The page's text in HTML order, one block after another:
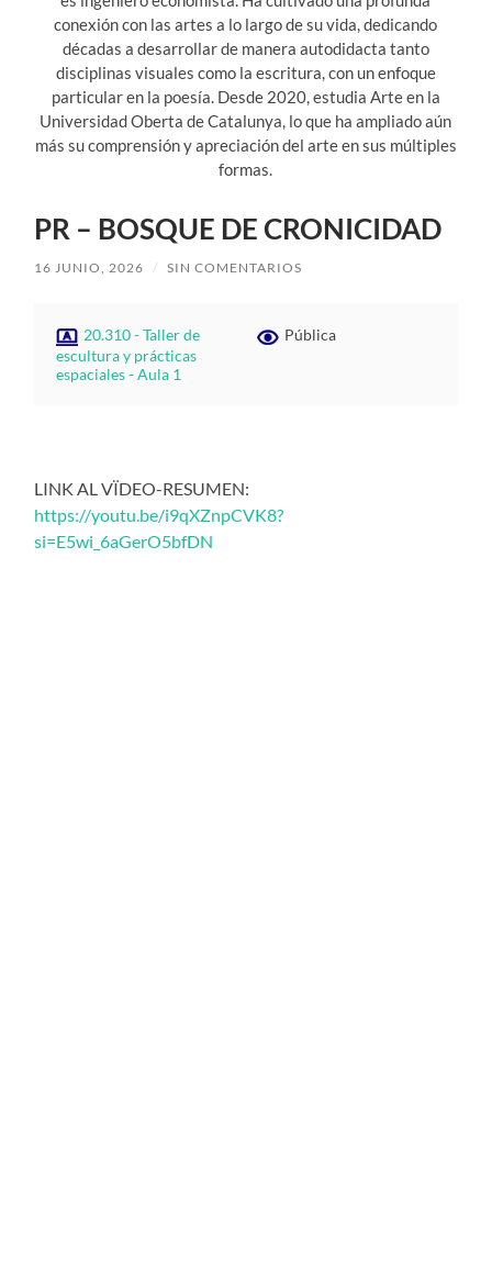
conexión con las artes a lo largo de su vida, dedicando
décadas a desarrollar de manera autodidacta tanto
disciplinas visuales como la escritura, con un enfoque
particular en la poesía. Desde 2020, estudia Arte en la
Universidad Oberta de Catalunya, lo que ha ampliado aún
más su comprensión y apreciación del arte en sus múltiples
formas.
PR – BOSQUE DE CRONICIDAD
16 JUNIO, 2026 / SIN COMENTARIOS
20.310 - Taller de
escultura y prácticas
espaciales - Aula 1
Pública
LINK AL VÏDEO-RESUMEN:
https://youtu.be/i9qXZnpCVK8?
si=E5wi_6aGerO5bfDN